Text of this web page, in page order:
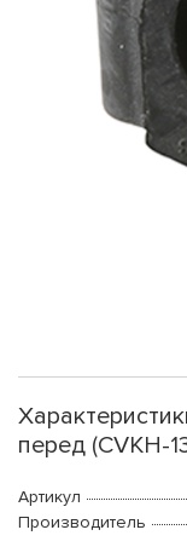
перед (CVKH-
Артикул
Производитель